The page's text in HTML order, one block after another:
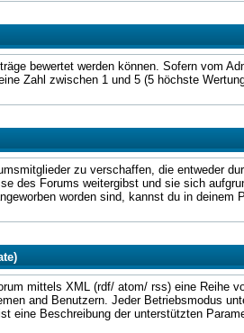
bewertet werden können. Sofern vom
Zahl zwischen 1 und 5 (5 höchste
zu verschaffen, die entweder
des Forums weitergibst und sie sich
worden sind, kannst du in deinem
mittels XML (rdf/ atom/ rss) eine Reihe
and Benutzern. Jeder Betriebsmodus
eine Beschreibung der unterstützten